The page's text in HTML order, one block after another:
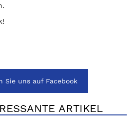
Sie uns auf Facebook
ARTIKEL